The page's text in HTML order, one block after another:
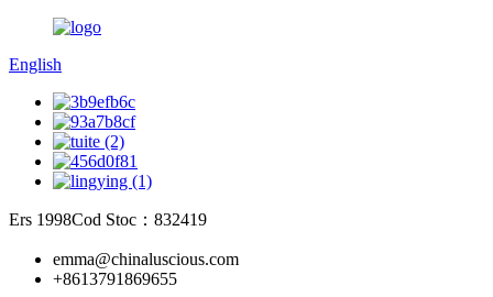
English
Ers 1998Cod Stoc：832419
emma@chinaluscious.com
+8613791869655